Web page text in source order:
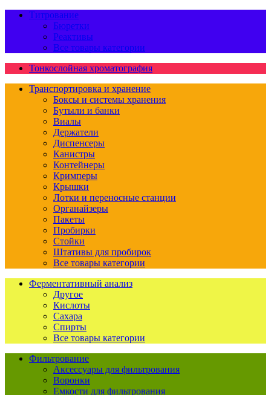
Титрование
Бюретки
Реактивы
Все товары категории
Тонкослойная хроматография
Транспортировка и хранение
Боксы и системы хранения
Бутыли и банки
Виалы
Держатели
Диспенсеры
Канистры
Контейнеры
Кримперы
Крышки
Лотки и переносные станции
Органайзеры
Пакеты
Пробирки
Стойки
Штативы для пробирок
Все товары категории
Ферментативный анализ
Другое
Кислоты
Сахара
Спирты
Все товары категории
Фильтрование
Аксессуары для фильтрования
Воронки
Емкости для фильтрования